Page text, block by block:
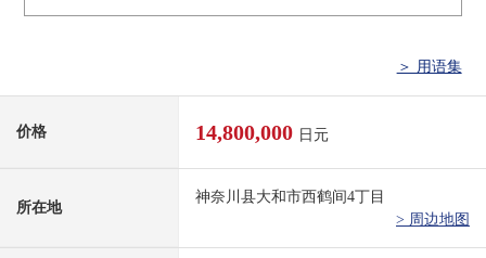
＞ 用语集
价格 14,800,000 日元
所在地
神奈川县大和市西鹤间4丁目
> 周边地图